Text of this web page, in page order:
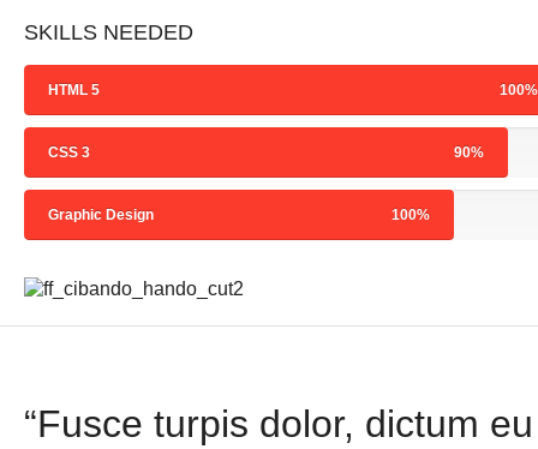
SKILLS NEEDED
HTML 5 100%
CSS 3 90%
Graphic Design 100%
“Fusce turpis dolor, dictum eu